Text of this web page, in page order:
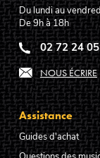
Du lundi au
De 9h à 18h
02 72 24
NOUS ÉCRIRE
Assistance
Guides d'achat